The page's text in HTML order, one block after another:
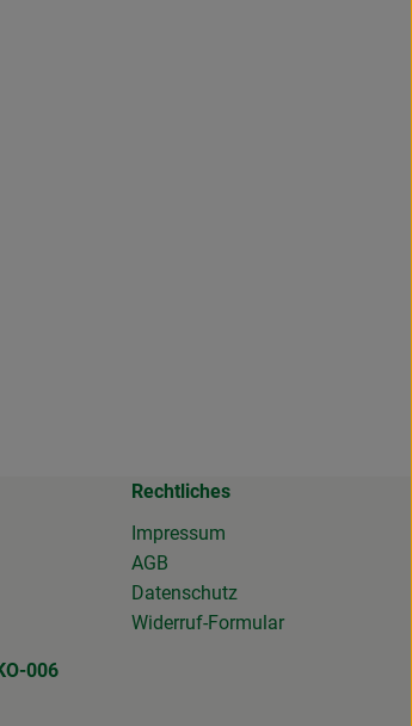
Rechtliches
Impressum
AGB
Datenschutz
Widerruf-Formular
006